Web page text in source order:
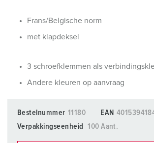
Frans/Belgische norm
met klapdeksel
3 schroefklemmen als
Andere kleuren op aanvraag
Bestelnummer 11180 EAN
Verpakkingseenheid
100 Aant.